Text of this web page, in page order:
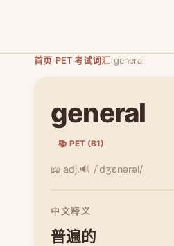
首页›PET 考试词汇›general
general
📚 PET (B1)
📖 adj.🔊 /ˈdʒɛnərəl/
中文释义
普遍的